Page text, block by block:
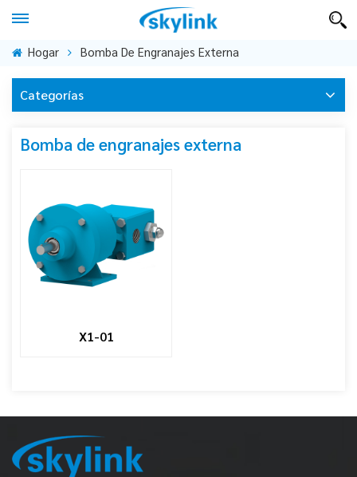
Hogar Bomba De Engranajes Externa
Categorías
Bomba de engranajes externa
X1-01